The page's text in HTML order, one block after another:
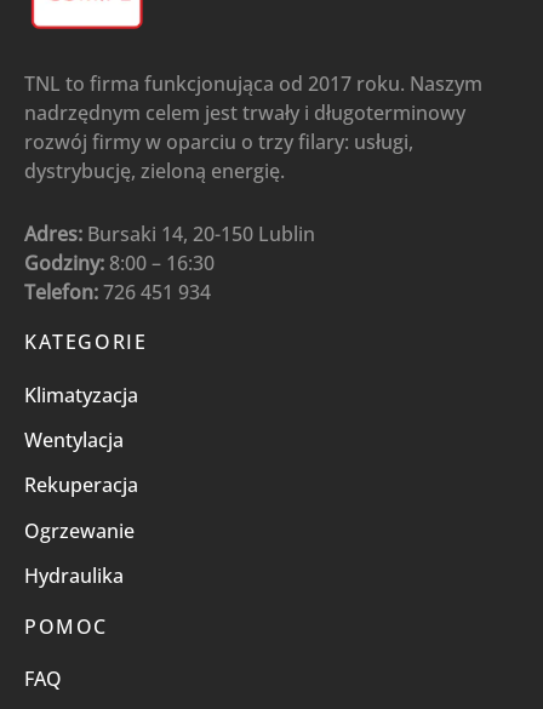
TNL to firma funkcjonująca od 2017 roku. Naszym
nadrzędnym celem jest trwały i długoterminowy
rozwój firmy w oparciu o trzy filary: usługi,
dystrybucję, zieloną energię.
Adres: Bursaki 14, 20-150 Lublin
Godziny: 8:00 – 16:30
Telefon:726 451 934
KATEGORIE
Klimatyzacja
Wentylacja
Rekuperacja
Ogrzewanie
Hydraulika
POMOC
FAQ